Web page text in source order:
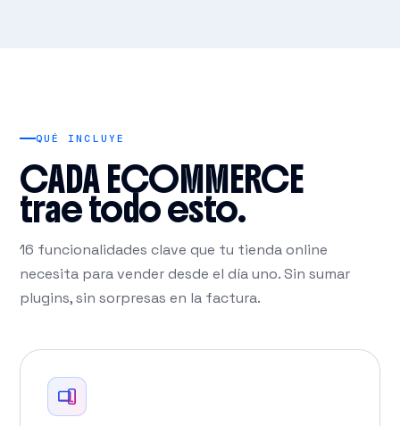
QUÉ INCLUYE
CADA ECOMMERCE
trae todo esto.
16 funcionalidades clave que tu tienda online
necesita para vender desde el día uno. Sin sumar
plugins, sin sorpresas en la factura.